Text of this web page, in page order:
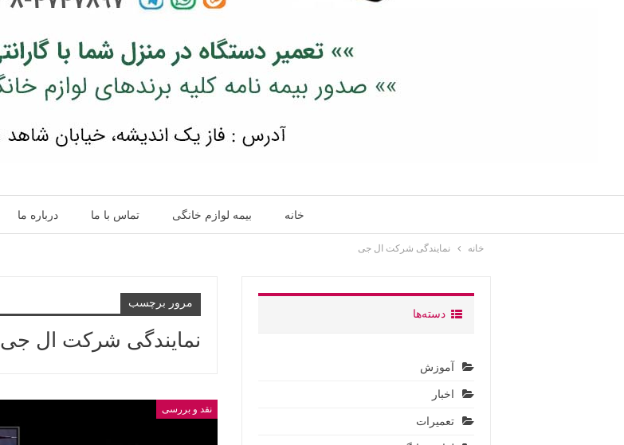
خانه بیمه لوازم خانگی تماس با ما درباره ما
خانه نمایندگی شرکت ال جی
مرور برچسب
نمایندگی شرکت ال جی
نقد و بررسی
دسته‌ها
آموزش
اخبار
تعمیرات